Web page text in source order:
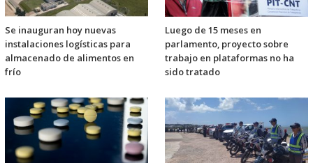
Se inauguran hoy nuevas
instalaciones logísticas para
almacenado de alimentos en
frío
Luego de 15 meses en
parlamento, proyecto sobre
trabajo en plataformas no ha
sido tratado